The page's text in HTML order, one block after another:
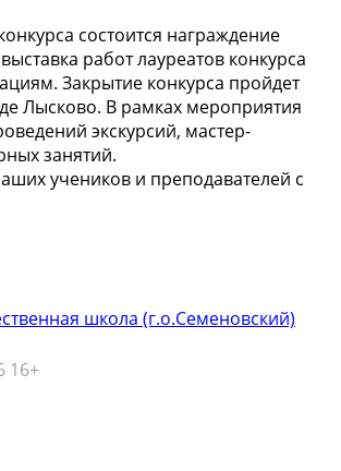
состоится награждение
работ лауреатов конкурса
Закрытие конкурса пройдет
Лысково. В рамках мероприятия
экскурсий, мастер-
занятий.
учеников и преподавателей с
школа (г.о.Семеновский)
16+